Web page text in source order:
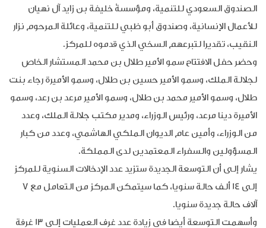
الصندوق السعودي للتنمية، ومؤسسةْ خليفة بن زايد آل نهيان
للأعمال الإنسانية، وصندوق أبو ظبي للتنمية، وعائلة المرحوم نزار
النقيب، تقديرا لتبرعهم السخي الذي قدموه للمركز.
وحضر حفل الافتتاح سمو الأمير طلال بن محمد المستشار الخاص
لجلالة الملك، وسمو الأمير حسين بن طلال، وسمو الأميرة رجاء بنت
طلال، وسمو الأمير محمد بن طلال، وسمو الأمير مرعد بن رعد، وسمو
الأميرة دينا مرعد، ورئيس الوزراء، ومدير مكتب جلالة الملك، وعدد
من الوزراء، وأمين عام الديوان الملكي الهاشمي، وعدد من كبار
المسؤولين والسفراء المعتمدين لدى المملكة.
يشار إلى أن التوسعة الجديدة ستزيد عدد الإدخالات السنوية للمركز
إلى 14 ألف حالة سنويا، كما سيتمكن المركز من التعامل مع 7
آلاف حالة جديدة سنويا.
وأسهمت التوسعة أيضا في زيادة عدد غرف العمليات إلى 13 غرفة